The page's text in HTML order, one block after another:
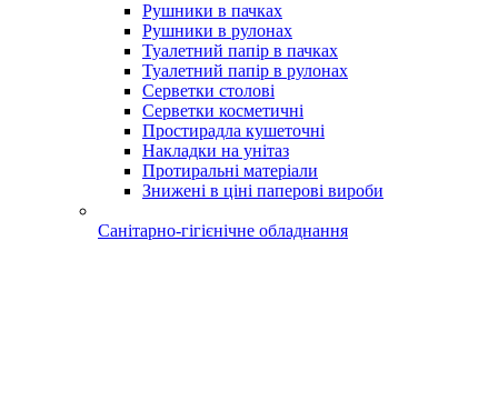
Рушники в пачках
Рушники в рулонах
Туалетний папір в пачках
Туалетний папір в рулонах
Серветки столові
Серветки косметичні
Простирадла кушеточні
Накладки на унітаз
Протиральні матеріали
Знижені в ціні паперові вироби
Санітарно-гігієнічне обладнання